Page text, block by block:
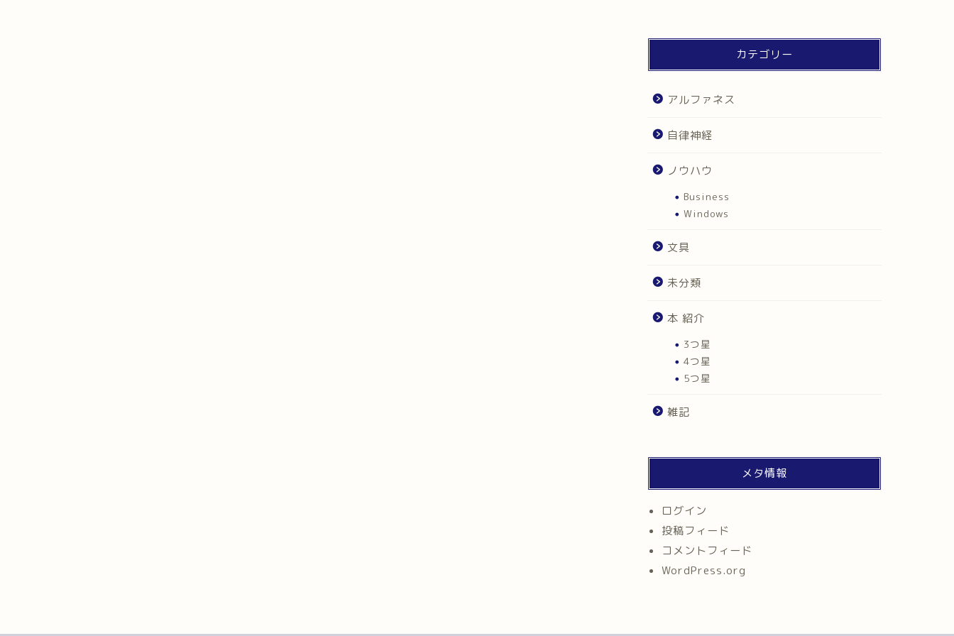
カテゴリー
アルファネス
自律神経
ノウハウ
Business
Windows
文具
未分類
本 紹介
3つ星
4つ星
5つ星
雑記
メタ情報
ログイン
投稿フィード
コメントフィード
WordPress.org